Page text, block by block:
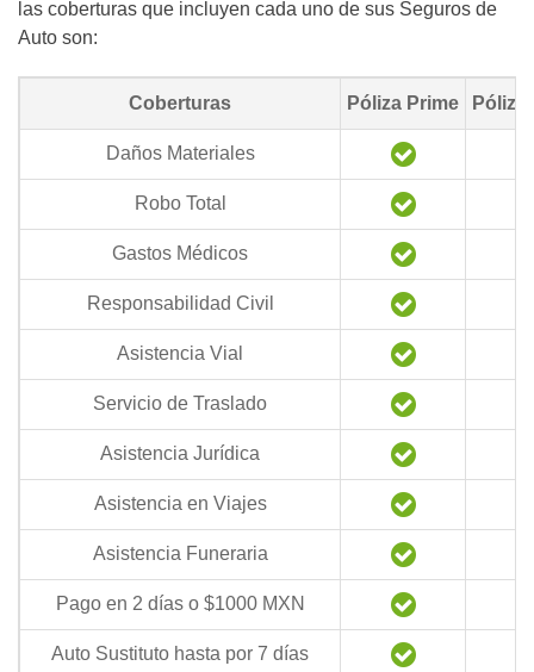
las coberturas que incluyen cada uno de sus Seguros de
Auto son:
Coberturas Póliza Prime
Daños Materiales
Robo Total
Gastos Médicos
Responsabilidad Civil
Asistencia Vial
Servicio de Traslado
Asistencia Jurídica
Asistencia en Viajes
Asistencia Funeraria
Pago en 2 días o $1000 MXN
Auto Sustituto hasta por 7 días